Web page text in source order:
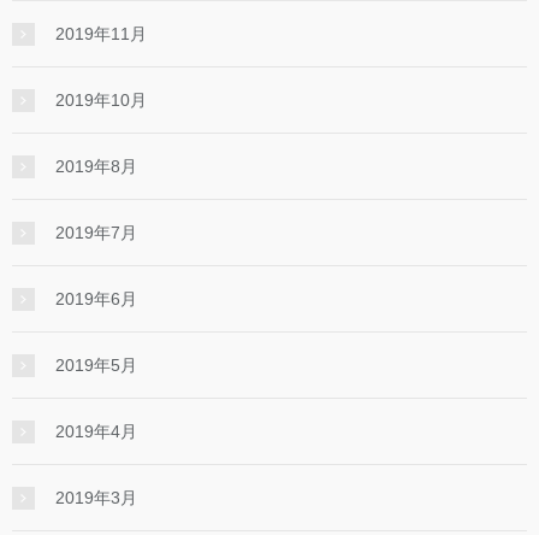
2019年11月
2019年10月
2019年8月
2019年7月
2019年6月
2019年5月
2019年4月
2019年3月